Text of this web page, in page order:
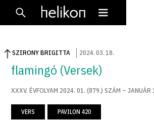
SZIRONY BRIGITTA 2024.03. 18.
flamingó (Versek)
XXXV. ÉVFOLYAM 2024. 01. (879.) SZÁM – JANUÁR
VERS PAVILON 420